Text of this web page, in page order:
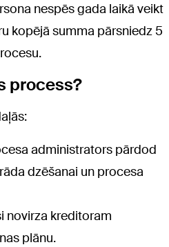
nespēs gada laikā veikt
kopējā summa pārsniedz 5
process?
administrators pārdod
dzēšanai un procesa
novirza kreditoram
plānu.